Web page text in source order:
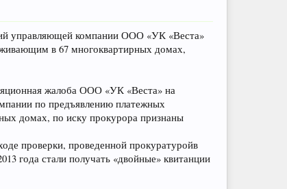
управляющей компании ООО «УК «Веста»
в 67 многоквартирных домах,
жалоба ООО «УК «Веста» на
по предъявлению платежных
домах, по иску прокурора признаны
проверки, проведенной прокуратуройв
года стали получать «двойные» квитанции